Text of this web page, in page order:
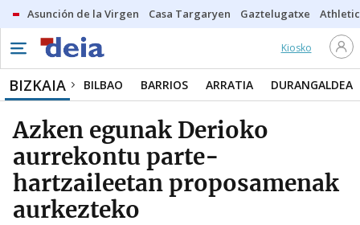
Asunción de la Virgen Casa Targaryen Gaztelugatxe Athletic
Kiosko
BIZKAIA BILBAO BARRIOS ARRATIA DURANGALDEA
Azken egunak Derioko
aurrekontu parte-
hartzaileetan proposamenak
aurkezteko